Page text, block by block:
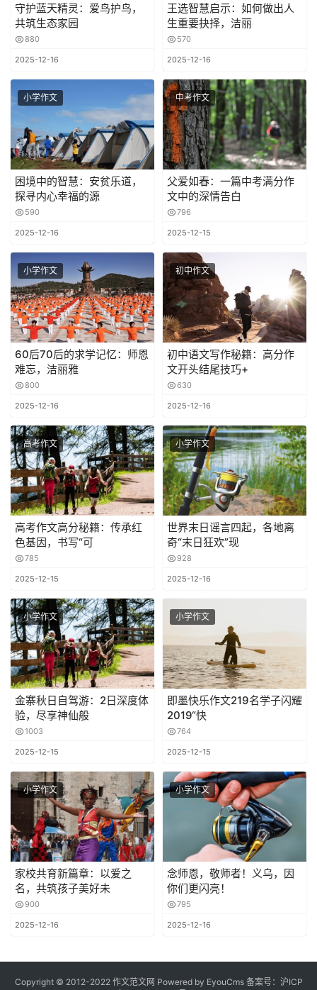
守护蓝天精灵：爱鸟护鸟，
共筑生态家园
880
2025-12-16
王选智慧启示：如何做出人
生重要抉择，洁丽
570
2025-12-16
小学作文
困境中的智慧：安贫乐道，
探寻内心幸福的源
590
2025-12-16
中考作文
父爱如春：一篇中考满分作
文中的深情告白
796
2025-12-15
小学作文
60后70后的求学记忆：师恩
难忘，洁丽雅
800
2025-12-16
初中作文
初中语文写作秘籍：高分作
文开头结尾技巧+
630
2025-12-16
高考作文
高考作文高分秘籍：传承红
色基因，书写“可
785
2025-12-15
小学作文
世界末日谣言四起，各地离
奇“末日狂欢”现
928
2025-12-16
小学作文
金寨秋日自驾游：2日深度体
验，尽享神仙般
1003
2025-12-15
小学作文
即墨快乐作文219名学子闪耀
2019“快
764
2025-12-15
小学作文
家校共育新篇章：以爱之
名，共筑孩子美好未
900
2025-12-16
小学作文
念师恩，敬师者！义乌，因
你们更闪亮！
795
2025-12-16
Copyright © 2012-2022 作文范文网 Powered by EyouCms备案号： 沪ICP